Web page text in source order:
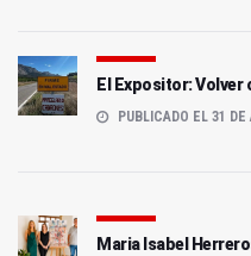
El Expositor: Volver
PUBLICADO EL 31
Maria Isabel